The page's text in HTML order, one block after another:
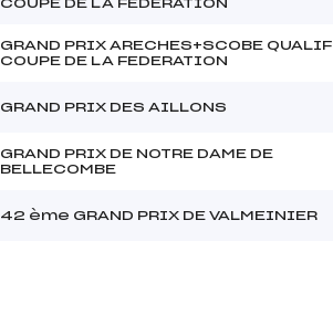
COUPE DE LA FEDERATION
GRAND PRIX ARECHES+SCOBE QUALIF
COUPE DE LA FEDERATION
GRAND PRIX DES AILLONS
GRAND PRIX DE NOTRE DAME DE
BELLECOMBE
42 ème GRAND PRIX DE VALMEINIER